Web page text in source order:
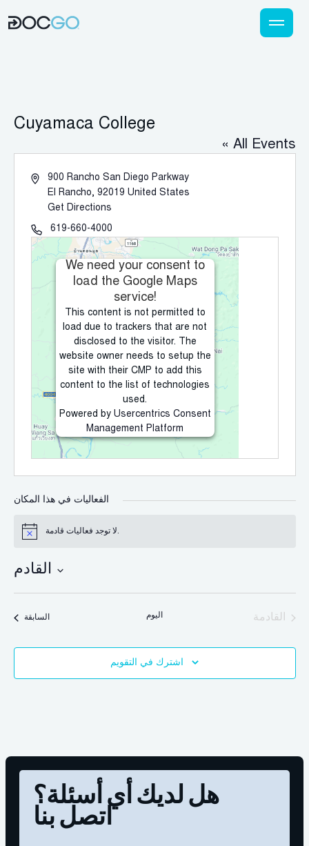
Cuyamaca College
« All Events
العنوان900 Rancho San Diego Parkway
El Rancho, 92019 United States
Get Directions
الهاتف619-660-4000
We need your consent to
load the Google Maps
service!
This content is not permitted to
load due to trackers that are not
disclosed to the visitor. The
website owner needs to setup the
site with their CMP to add this
content to the list of technologies
used.
Powered by Usercentrics Consent
Management Platform
الفعاليات في هذا المكان
إشعار
لا توجد فعاليات قادمة.
القادم
اختر
الفعاليات
السابقة اليوم الفعاليات
القادمة
اشترك في التقويم
هل لديك أي أسئلة؟
اتصل بنا